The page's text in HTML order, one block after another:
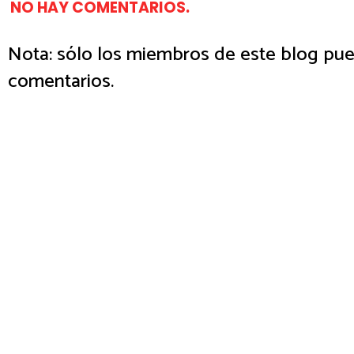
NO HAY COMENTARIOS.
Nota: sólo los miembros de este blog
comentarios.